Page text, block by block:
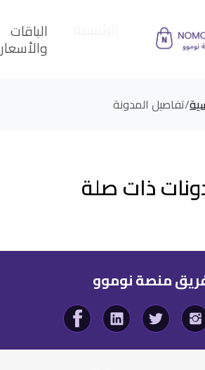
الباقات
والأسعار
تفاصيل المدونة
ذات صلة
منصة نوموو